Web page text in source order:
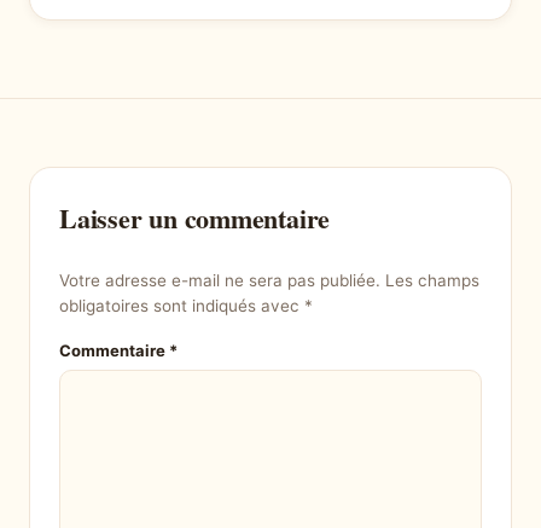
Laisser un commentaire
Votre adresse e-mail ne sera pas publiée. Les champs
obligatoires sont indiqués avec *
Commentaire *